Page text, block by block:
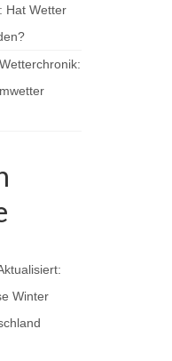
Hat Wetter
Winter